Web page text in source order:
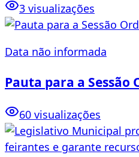
3 visualizações
Data não informada
Pauta para a Sessão
60 visualizações